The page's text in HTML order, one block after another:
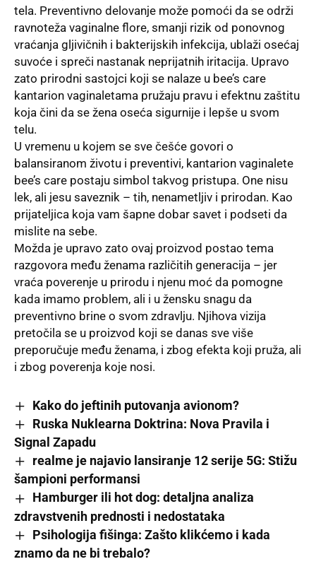
tela. Preventivno delovanje može pomoći da se održi
ravnoteža vaginalne flore, smanji rizik od ponovnog
vraćanja gljivičnih i bakterijskih infekcija, ublaži osećaj
suvoće i spreči nastanak neprijatnih iritacija. Upravo
zato prirodni sastojci koji se nalaze u bee’s care
kantarion vaginaletama pružaju pravu i efektnu zaštitu
koja čini da se žena oseća sigurnije i lepše u svom
telu.
U vremenu u kojem se sve češće govori o
balansiranom životu i preventivi, kantarion vaginalete
bee’s care postaju simbol takvog pristupa. One nisu
lek, ali jesu saveznik – tih, nenametljiv i prirodan. Kao
prijateljica koja vam šapne dobar savet i podseti da
mislite na sebe.
Možda je upravo zato ovaj proizvod postao tema
razgovora među ženama različitih generacija – jer
vraća poverenje u prirodu i njenu moć da pomogne
kada imamo problem, ali i u žensku snagu da
preventivno brine o svom zdravlju. Njihova vizija
pretočila se u proizvod koji se danas sve više
preporučuje među ženama, i zbog efekta koji pruža, ali
i zbog poverenja koje nosi.
Kako do jeftinih putovanja avionom?
Ruska Nuklearna Doktrina: Nova Pravila i
Signal Zapadu
realme je najavio lansiranje 12 serije 5G: Stižu
šampioni performansi
Hamburger ili hot dog: detaljna analiza
zdravstvenih prednosti i nedostataka
Psihologija fišinga: Zašto klikćemo i kada
znamo da ne bi trebalo?